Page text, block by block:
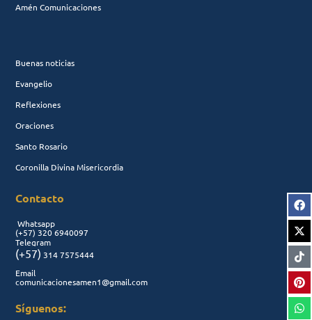
Amén Comunicaciones
Buenas noticias
Evangelio
Reflexiones
Oraciones
Santo Rosario
Coronilla Divina Misericordia
Contacto
Whatsapp
(+57) 320 6940097
Telegram
(+57) 314 7575444
Email
comunicacionesamen1@gmail.com
Síguenos: